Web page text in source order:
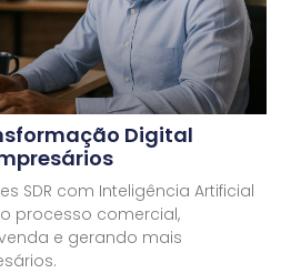
Digital
SDR com Inteligência Artificial
processo comercial,
e gerando mais